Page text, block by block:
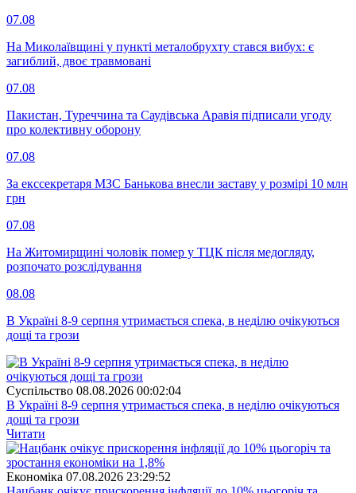
07.08
На Миколаївщині у пункті металобрухту стався вибух: є
загиблий, двоє травмовані
07.08
Пакистан, Туреччина та Саудівська Аравія підписали угоду
про колективну оборону
07.08
За екссекретаря МЗС Банькова внесли заставу у розмірі 10 млн
грн
07.08
На Житомирщині чоловік помер у ТЦК після медогляду,
розпочато розслідування
08.08
В Україні 8-9 серпня утримається спека, в неділю очікуються
дощі та грози
Суспiльство 08.08.2026 00:02:04
В Україні 8-9 серпня утримається спека, в неділю очікуються
дощі та грози
Читати
Економіка 07.08.2026 23:29:52